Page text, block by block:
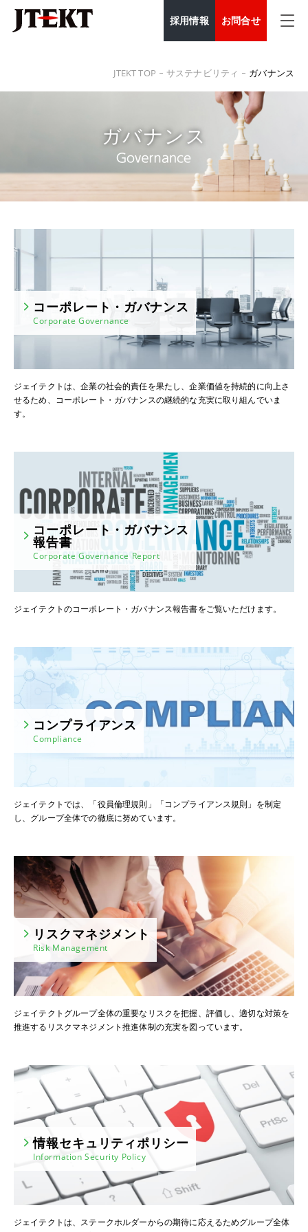
採用情報 お問合せ
JTEKT TOP サステナビリティ ガバナンス
ガバナンス
コーポレート・ガバナンス
Corporate Governance
ジェイテクトは、企業の社会的責任を果たし、企業価値を持続的に向上さ
せるため、コーポレート・ガバナンスの継続的な充実に取り組んでいま
す。
コーポレート・ガバナンス
報告書
Corporate Governance Report
ジェイテクトのコーポレート・ガバナンス報告書をご覧いただけます。
コンプライアンス
Compliance
ジェイテクトでは、「役員倫理規則」「コンプライアンス規則」を制定
し、グループ全体での徹底に努めています。
リスクマネジメント
Risk Management
ジェイテクトグループ全体の重要なリスクを把握、評価し、適切な対策を
推進するリスクマネジメント推進体制の充実を図っています。
情報セキュリティポリシー
Information Security Policy
ジェイテクトは、ステークホルダーからの期待に応えるためグループ全体